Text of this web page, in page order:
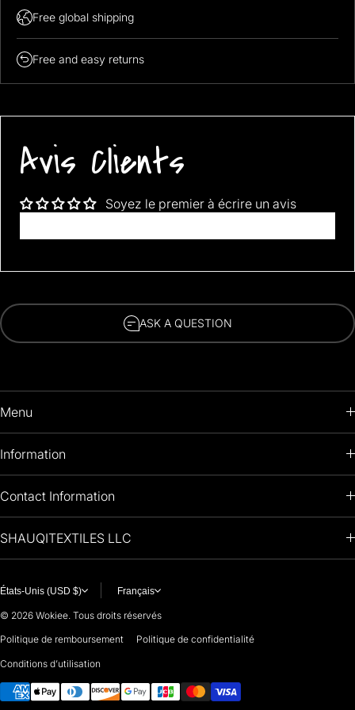
Free global shipping
Free and easy returns
Avis Clients
Soyez le premier à écrire un avis
ASK A QUESTION
Menu
HOME
OIL PAINTINGS
ARTISTS 🧑‍🎨
Information
RETURNS POLICY
Contact Information
+1 (813) 214-1284
7901 4TH ST N
ST PETERSBURG, FL. US 33702
United States
For any questions or suggestions, feel free to contact us at
info@paintingartprints.com
SHAUQITEXTILES LLC
États-Unis (USD $) Français
© 2026 Wokiee. Tous droits réservés
Politique de remboursement
Politique de confidentialité
Conditions d’utilisation
Moyens de paiement